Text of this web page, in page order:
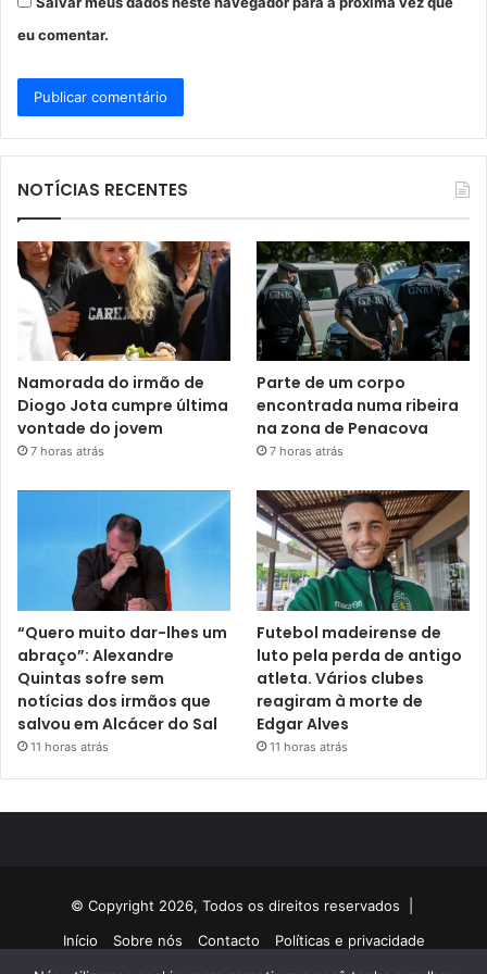
eu comentar.
NOTÍCIAS RECENTES
Namorada do irmão de
Diogo Jota cumpre última
vontade do jovem
7 horas atrás
Parte de um corpo
encontrada numa ribeira
na zona de Penacova
7 horas atrás
“Quero muito dar-lhes um
abraço”: Alexandre
Quintas sofre sem
notícias dos irmãos que
salvou em Alcácer do Sal
11 horas atrás
Futebol madeirense de
luto pela perda de antigo
atleta. Vários clubes
reagiram à morte de
Edgar Alves
11 horas atrás
© Copyright 2026, Todos os direitos reservados |
Início
Sobre nós Contacto Políticas e privacidade